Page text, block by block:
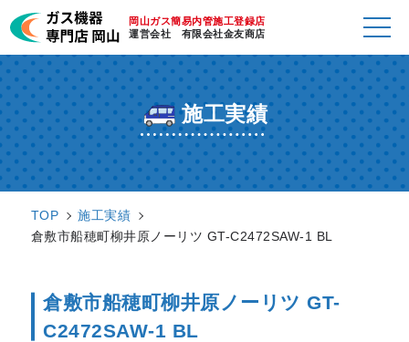
岡山ガス簡易内管施工登録店
運営会社 有限会社金友商店
施工実績
TOP
施工実績
倉敷市船穂町柳井原ノーリツ GT-C2472SAW-1 BL
倉敷市船穂町柳井原ノーリツ GT-
C2472SAW-1 BL